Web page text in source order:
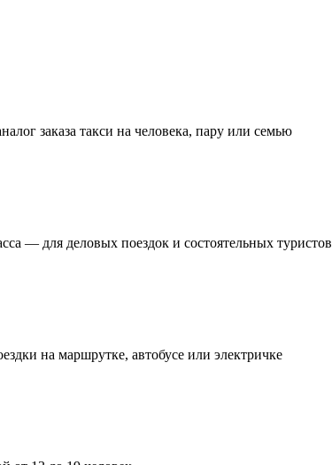
заказа такси на человека, пару или семью
— для деловых поездок и состоятельных туристов
на маршрутке, автобусе или электричке